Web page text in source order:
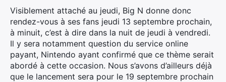
Visiblement attaché au jeudi, Big N donne donc
rendez-vous à ses fans jeudi 13 septembre prochain,
à minuit, c’est à dire dans la nuit de jeudi à vendredi.
Il y sera notamment question du service online
payant, Nintendo ayant confirmé que ce thème serait
abordé à cette occasion. Nous s’avons d’ailleurs déjà
que le lancement sera pour le 19 septembre prochain